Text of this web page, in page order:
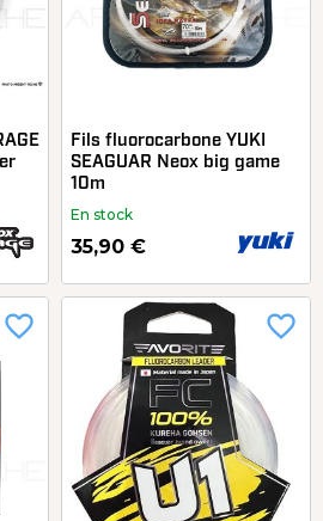
Fils fluorocarbone YUKI
SEAGUAR Neox big game
10m
En stock
35,90 €
favorite_border favorite_border